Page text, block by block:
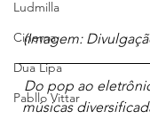
Ludmilla
Cinema
Dua Lipa
Pabllo Vittar
(Imagem:
Do pop ao
músicas